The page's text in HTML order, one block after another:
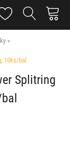
10ks/bal
Splitring